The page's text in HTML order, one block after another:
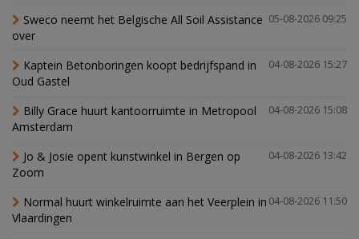
05-08-2026 09:25
Sweco neemt het Belgische All Soil Assistance
over
04-08-2026 15:27
Kaptein Betonboringen koopt bedrijfspand in
Oud Gastel
04-08-2026 15:08
Billy Grace huurt kantoorruimte in Metropool
Amsterdam
04-08-2026 13:42
Jo & Josie opent kunstwinkel in Bergen op
Zoom
04-08-2026 11:50
Normal huurt winkelruimte aan het Veerplein in
Vlaardingen